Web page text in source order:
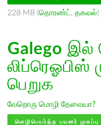
228 MB (தொரண்ட் , தகவல்)
Galego இல்
லிப்ரெஓபிஸ்
பெறுக
வேறொரு மொழி தேவையா?
மொழிபெயர்த்த பயனர் முகப்பு